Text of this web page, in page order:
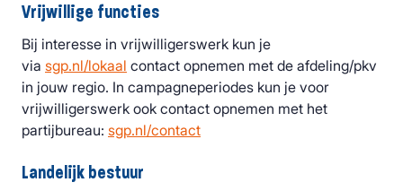
Vrijwillige functies
Bij interesse in vrijwilligerswerk kun je
via sgp.nl/lokaal contact opnemen met de afdeling/pkv
in jouw regio. In campagneperiodes kun je voor
vrijwilligerswerk ook contact opnemen met het
partijbureau: sgp.nl/contact
Landelijk bestuur